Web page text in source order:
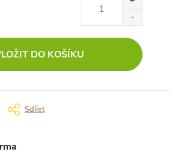
DO KOŠÍKU
Sdílet